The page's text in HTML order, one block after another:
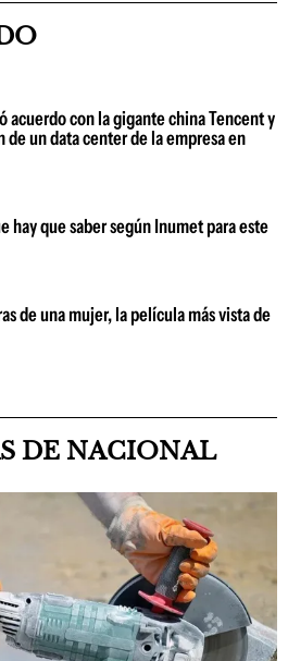
acuerdo con la gigante china Tencent y
de un data center de la empresa en
hay que saber según Inumet para este
de una mujer, la película más vista de
DE NACIONAL